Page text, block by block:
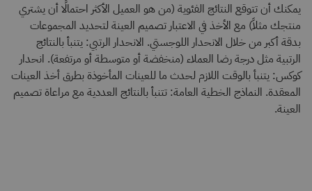
يمكنك أن تتوقع النتائج الفئوية (من هو العميل الأكثر احتمالًا أن يشتري
منتجك مثلاً) مع الأخذ في الاعتبار تصميم العينة لتحديد المجموعات
بدقة أكبر من خلال الانحدار اللوجستي. الانحدار الرتبي: يتنبأ بالنتائج
الرتبية مثل درجة رضا العملاء (منخفضة أو متوسطة أو مرتفعة). انحدار
كوكس: يتنبأ بالوقت اللازم لحدث ما للعينات المأخوذة بطرق أخذ العينات
المعقدة. النماذج الخطية العامة: تتنبأ بالنتائج العددية مع مراعاة تصميم
العينة.